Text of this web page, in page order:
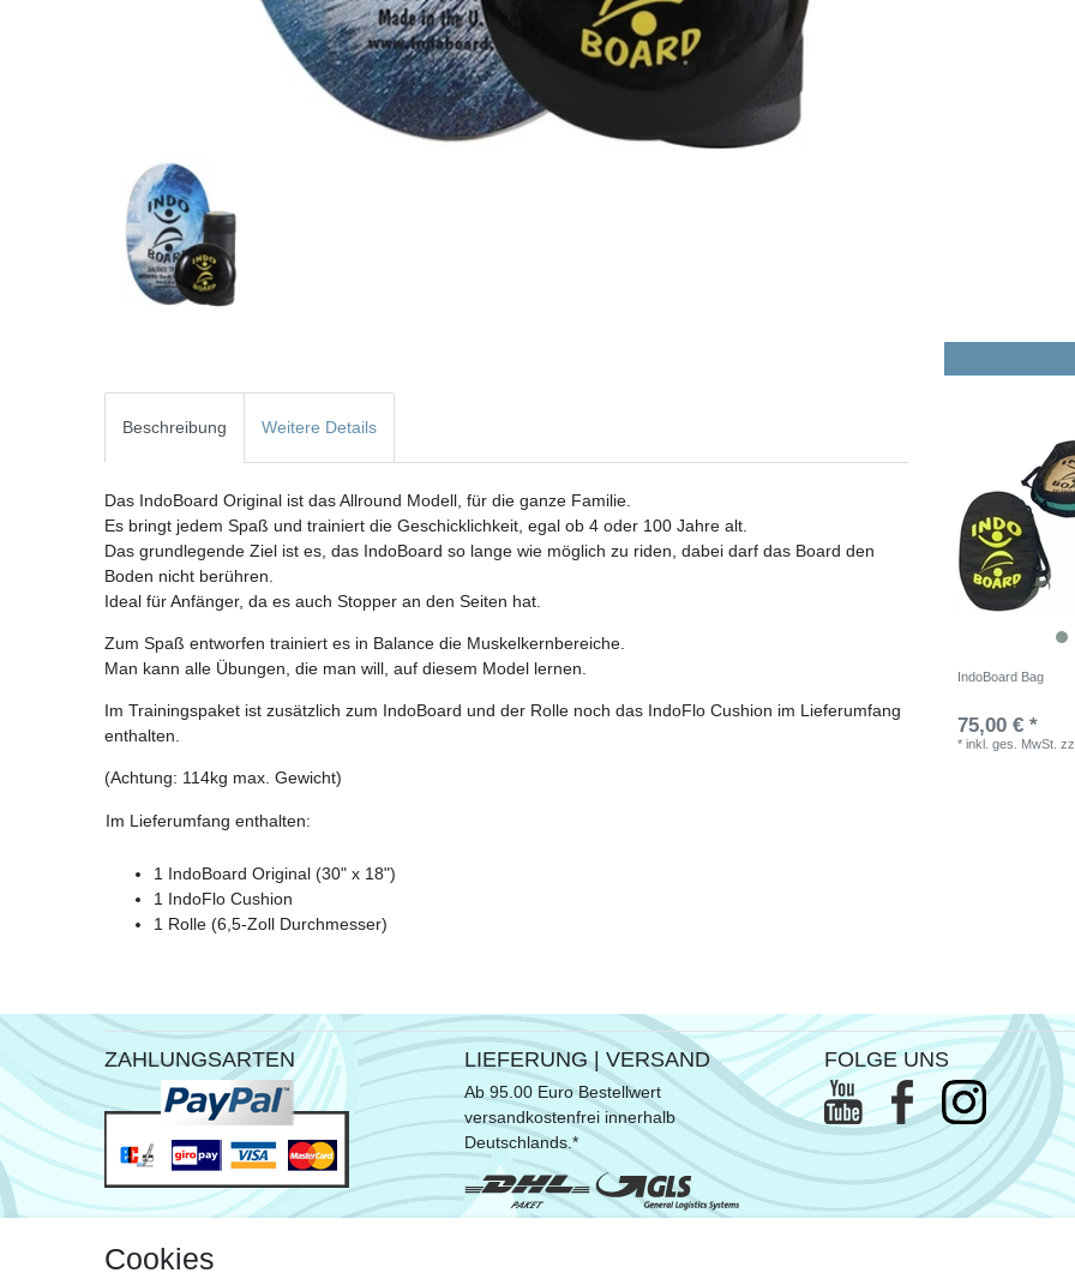
Beschreibung Weitere Details
Das IndoBoard Original ist das Allround Modell, für die ganze Familie.
Es bringt jedem Spaß und trainiert die Geschicklichkeit, egal ob 4 oder 100 Jahre alt.
Das grundlegende Ziel ist es, das IndoBoard so lange wie möglich zu riden, dabei darf das Board den
Boden nicht berühren.
Ideal für Anfänger, da es auch Stopper an den Seiten hat.
Zum Spaß entworfen trainiert es in Balance die Muskelkernbereiche.
Man kann alle Übungen, die man will, auf diesem Model lernen.
Im Trainingspaket ist zusätzlich zum IndoBoard und der Rolle noch das IndoFlo Cushion im Lieferumfang
enthalten.
(Achtung: 114kg max. Gewicht)
Im Lieferumfang enthalten:
1 IndoBoard Original (30" x 18")
1 IndoFlo Cushion
1 Rolle (6,5-Zoll Durchmesser)
IndoBoard Bag
75,00 € *
*inkl. ges. MwSt.
ZAHLUNGSARTEN LIEFERUNG | VERSAND
Ab 95.00 Euro Bestellwert
versandkostenfrei innerhalb
Deutschlands.*
FOLGE UNS
Cookies